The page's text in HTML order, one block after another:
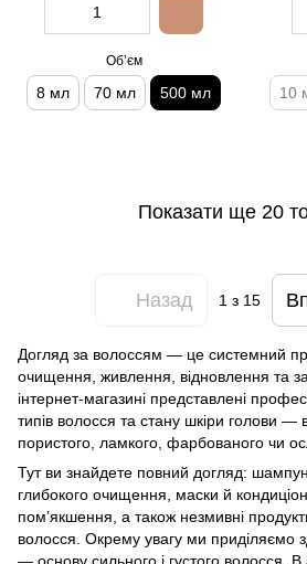
Обʼєм
8 мл 70 мл 500 мл 10
Показати ще 20
Назад 1 з 15
Догляд за волоссям — це системний
очищення, живлення, відновлення та
інтернет-магазині представлені
типів волосся та стану шкіри голови —
пористого, ламкого, фарбованого чи
Тут ви знайдете повний догляд:
глибокого очищення, маски й
помʼякшення, а також незмивні
волосся. Окрему увагу ми приділяємо